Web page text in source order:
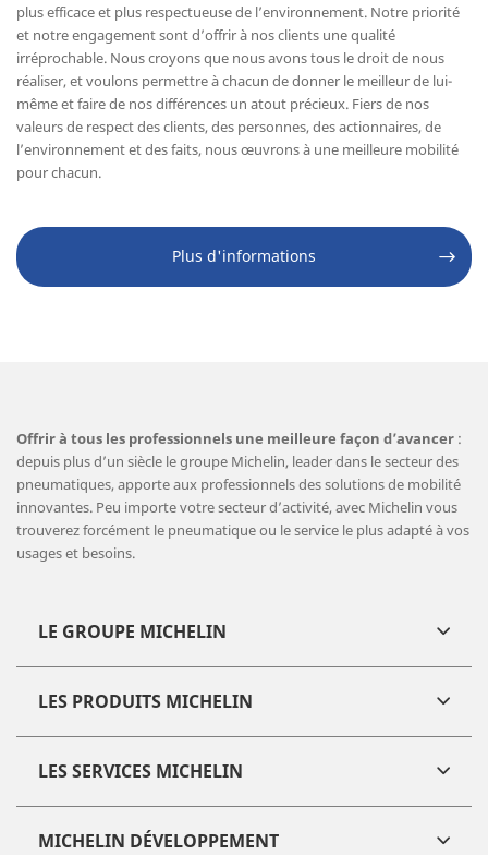
plus efficace et plus respectueuse de l’environnement. Notre priorité
et notre engagement sont d’offrir à nos clients une qualité
irréprochable. Nous croyons que nous avons tous le droit de nous
réaliser, et voulons permettre à chacun de donner le meilleur de lui-
même et faire de nos différences un atout précieux. Fiers de nos
valeurs de respect des clients, des personnes, des actionnaires, de
l’environnement et des faits, nous œuvrons à une meilleure mobilité
pour chacun.
Plus d'informations
Offrir à tous les professionnels une meilleure façon d’avancer :
depuis plus d’un siècle le groupe Michelin, leader dans le secteur des
pneumatiques, apporte aux professionnels des solutions de mobilité
innovantes. Peu importe votre secteur d’activité, avec Michelin vous
trouverez forcément le pneumatique ou le service le plus adapté à vos
usages et besoins.
LE GROUPE MICHELIN
LES PRODUITS MICHELIN
LES SERVICES MICHELIN
MICHELIN DÉVELOPPEMENT